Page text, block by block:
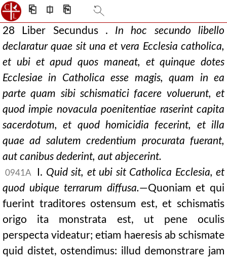
⎗ ⎅ ⎘
28 Liber Secundus . In hoc secundo libello
declaratur quae sit una et vera Ecclesia catholica,
et ubi et apud quos maneat, et quinque dotes
Ecclesiae in Catholica esse magis, quam in ea
parte quam sibi schismatici facere voluerunt, et
quod impie novacula poenitentiae raserint capita
sacerdotum, et quod homicidia fecerint, et illa
quae ad salutem credentium procurata fuerant,
aut canibus dederint, aut abjecerint.
0941A I. Quid sit, et ubi sit Catholica Ecclesia, et
quod ubique terrarum diffusa.—Quoniam et qui
fuerint traditores ostensum est, et schismatis
origo ita monstrata est, ut pene oculis
perspecta videatur; etiam haeresis ab schismate
quid distet, ostendimus: illud demonstrare jam